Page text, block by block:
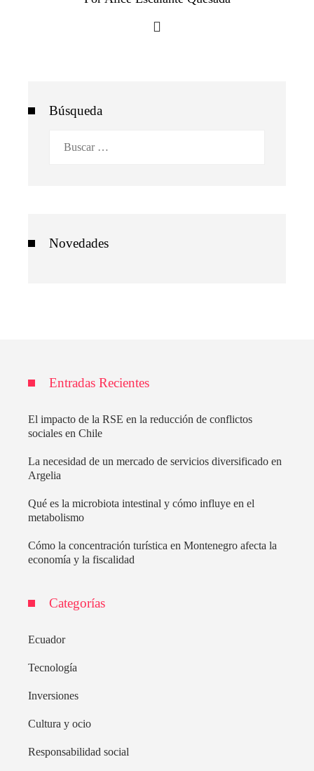
Búsqueda
Novedades
Entradas Recientes
El impacto de la RSE en la reducción de conflictos
sociales en Chile
La necesidad de un mercado de servicios diversificado en
Argelia
Qué es la microbiota intestinal y cómo influye en el
metabolismo
Cómo la concentración turística en Montenegro afecta la
economía y la fiscalidad
Categorías
Ecuador
Tecnología
Inversiones
Cultura y ocio
Responsabilidad social